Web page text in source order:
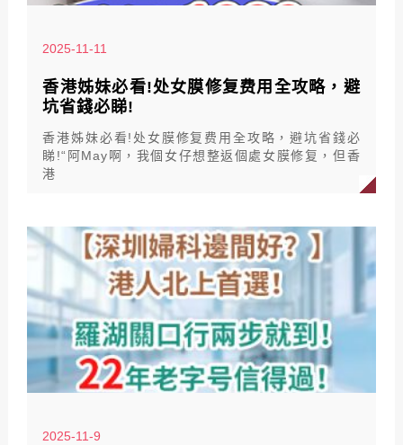
2025-11-11
香港姊妹必看!处女膜修复费用全攻略，避
坑省錢必睇!
香港姊妹必看!处女膜修复费用全攻略，避坑省錢必
睇!“阿May啊，我個女仔想整返個處女膜修复，但香
港
2025-11-9